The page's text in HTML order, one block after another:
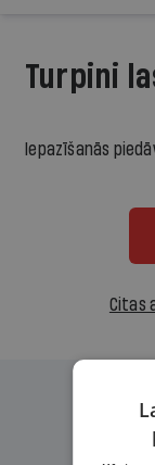
Turpini
Iepazīšanās
Citas